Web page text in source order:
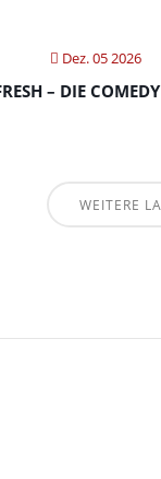
Dez. 05 2026
– DIE
WEITERE